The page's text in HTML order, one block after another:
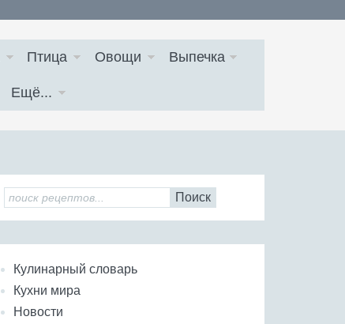
Птица Овощи Выпечка
Ещё...
Поиск
Кулинарный словарь
Кухни мира
Новости